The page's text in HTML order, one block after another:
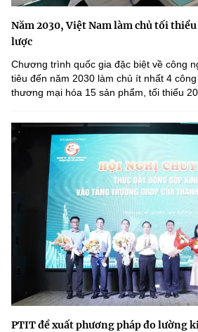
Năm 2030, Việt Nam làm chủ tối
lược
Chương trình quốc gia đặc biệt về công
tiêu đến năm 2030 làm chủ ít nhất 4
thương mại hóa 15 sản phẩm, tối thiểu 20
PTIT đề xuất phương pháp đo lường